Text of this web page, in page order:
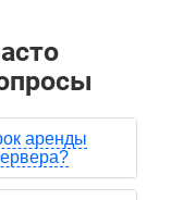
аренды